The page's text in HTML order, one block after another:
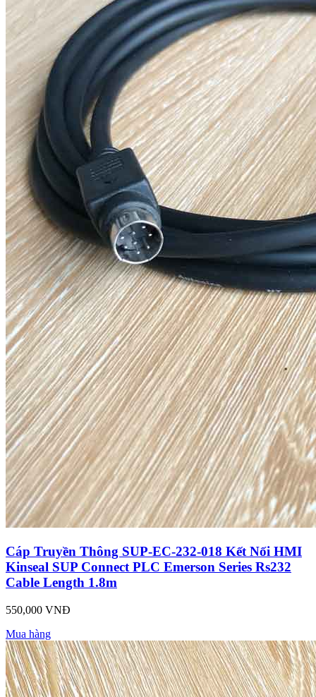
Cáp Truyền Thông SUP-EC-232-018 Kết Nối HMI
Kinseal SUP Connect PLC Emerson Series Rs232
Cable Length 1.8m
550,000 VNĐ
Mua hàng